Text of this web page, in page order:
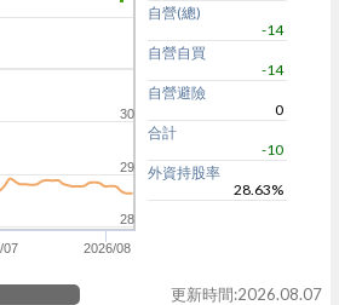
07 2026/08
28
29
30
自營(總)
-14
自營自買
-14
自營避險
0
合計
-10
外資持股率
28.63%
更新時間:2026.08.07